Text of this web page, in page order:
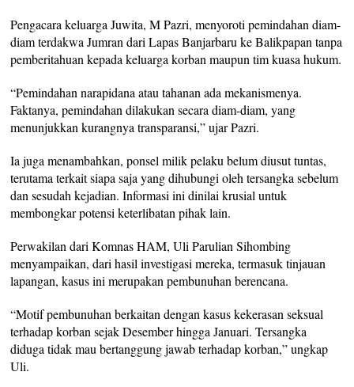
Pengacara keluarga Juwita, M Pazri, menyoroti pemindahan diam-
diam terdakwa Jumran dari Lapas Banjarbaru ke Balikpapan tanpa
pemberitahuan kepada keluarga korban maupun tim kuasa hukum.
“Pemindahan narapidana atau tahanan ada mekanismenya.
Faktanya, pemindahan dilakukan secara diam-diam, yang
menunjukkan kurangnya transparansi,” ujar Pazri.
Ia juga menambahkan, ponsel milik pelaku belum diusut tuntas,
terutama terkait siapa saja yang dihubungi oleh tersangka sebelum
dan sesudah kejadian. Informasi ini dinilai krusial untuk
membongkar potensi keterlibatan pihak lain.
Perwakilan dari Komnas HAM, Uli Parulian Sihombing
menyampaikan, dari hasil investigasi mereka, termasuk tinjauan
lapangan, kasus ini merupakan pembunuhan berencana.
“Motif pembunuhan berkaitan dengan kasus kekerasan seksual
terhadap korban sejak Desember hingga Januari. Tersangka
diduga tidak mau bertanggung jawab terhadap korban,” ungkap
Uli.